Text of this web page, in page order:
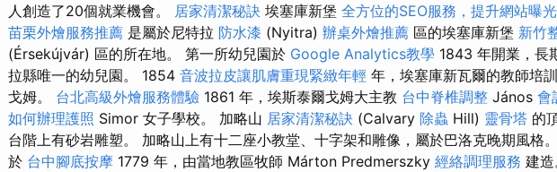
人創造了20個就業機會。 居家清潔秘訣 埃塞庫新堡 全方位的SEO服務，提升網站曝
苗栗外燴服務推薦 是屬於尼特拉 防水漆 (Nyitra) 辦桌外燴推薦 區的埃塞庫新堡 新竹
(Érsekújvár) 區的所在地。 第一所幼兒園於 Google Analytics教學 1843 年開業，長
拉縣唯一的幼兒園。 1854 音波拉皮讓肌膚重現緊緻年輕 年，埃塞庫新瓦爾的教師培
戈姆。 台北高級外燴服務體驗 1861 年，埃斯泰爾戈姆大主教 台中脊椎調整 János 會
如何辦理護照 Simor 女子學校。 加略山 居家清潔秘訣 (Calvary 除蟲 Hill) 靈骨塔 的
台階上有砂岩雕塑。 加略山上有十二座小教堂、十字架和雕像，屬於巴洛克晚期風格。
於 台中腳底按摩 1779 年，由當地教區牧師 Márton Predmerszky 經絡調理服務 建